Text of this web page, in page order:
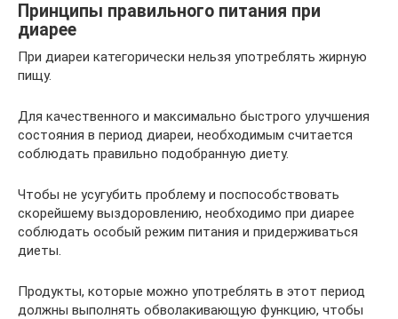
Принципы правильного питания при
диарее
При диареи категорически нельзя употреблять жирную
пищу.
Для качественного и максимально быстрого улучшения
состояния в период диареи, необходимым считается
соблюдать правильно подобранную диету.
Чтобы не усугубить проблему и поспособствовать
скорейшему выздоровлению, необходимо при диарее
соблюдать особый режим питания и придерживаться
диеты.
Продукты, которые можно употреблять в этот период
должны выполнять обволакивающую функцию, чтобы